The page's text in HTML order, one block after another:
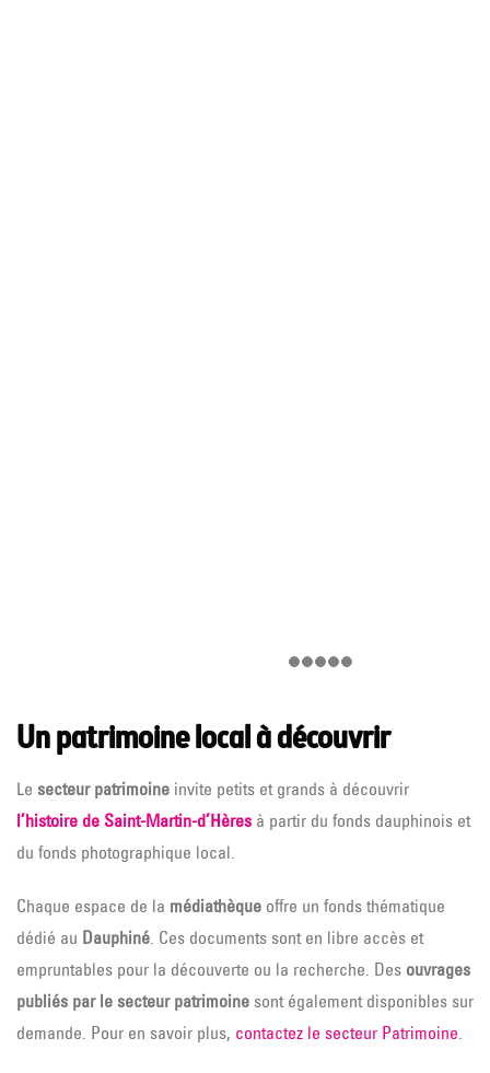
Un patrimoine local à découvrir
Le secteur patrimoine invite petits et grands à découvrir
l’histoire de Saint-Martin-d’Hères à partir du fonds dauphinois et
du fonds photographique local.
Chaque espace de la médiathèque offre un fonds thématique
dédié au Dauphiné. Ces documents sont en libre accès et
empruntables pour la découverte ou la recherche. Des ouvrages
publiés par le secteur patrimoine sont également disponibles sur
demande. Pour en savoir plus, contactez le secteur Patrimoine.